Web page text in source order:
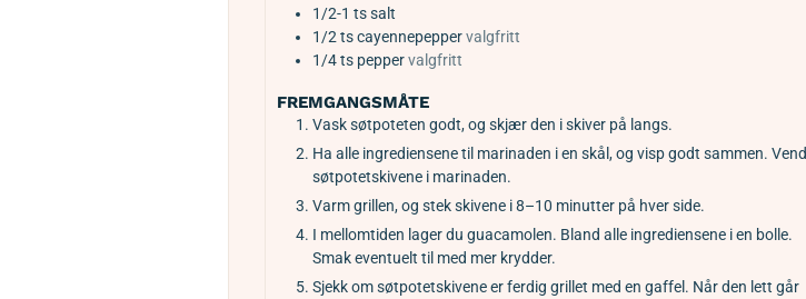
1/2-1 tssalt
1/2tscayennepeppervalgfritt
1/4ts peppervalgfritt
FREMGANGSMÅTE
Vask søtpoteten godt, og skjær den i skiver på langs.
Ha alle ingrediensene til marinaden i en skål, og visp godt sammen. Vend
søtpotetskivene i marinaden.
Varm grillen, og stek skivene i 8–10 minutter på hver side.
I mellomtiden lager du guacamolen. Bland alle ingrediensene i en bolle.
Smak eventuelt til med mer krydder.
Sjekk om søtpotetskivene er ferdig grillet med en gaffel. Når den lett går